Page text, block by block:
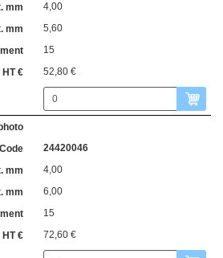
4,00
5,60
15
52,80 €
24420046
4,00
6,00
15
72,60 €